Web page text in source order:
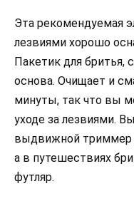
Эта рекомендуемая
лезвиями хорошо
Пакетик для бритья,
основа. Очищает и
минуты, так что вы
уходе за лезвиями.
выдвижной триммер
а в путешествиях
футляр.